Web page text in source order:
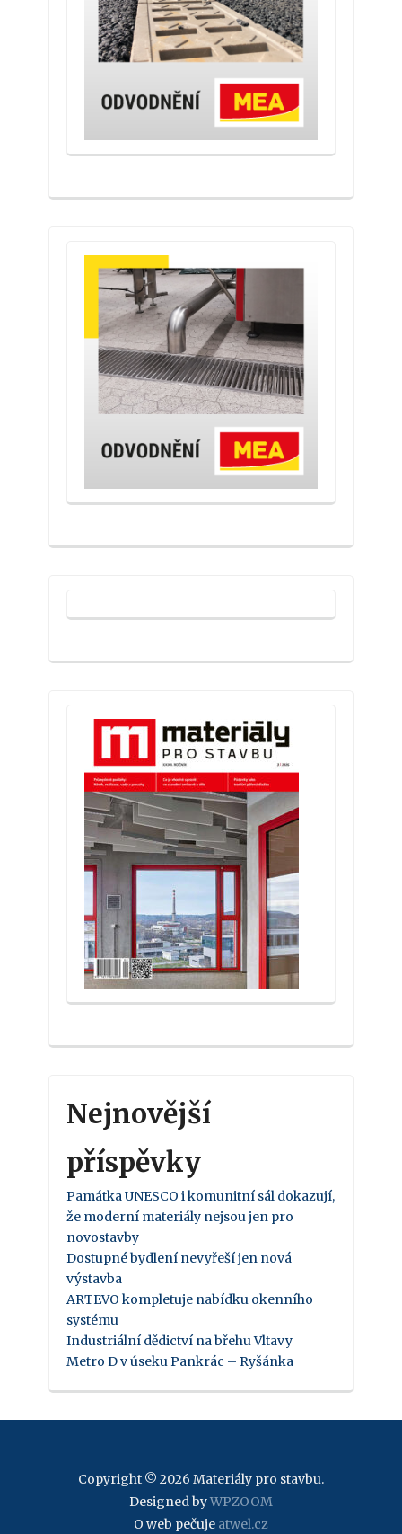
Nejnovější
příspěvky
Památka UNESCO i komunitní sál dokazují,
že moderní materiály nejsou jen pro
novostavby
Dostupné bydlení nevyřeší jen nová
výstavba
ARTEVO kompletuje nabídku okenního
systému
Industriální dědictví na břehu Vltavy
Metro D v úseku Pankrác – Ryšánka
Copyright © 2026 Materiály pro stavbu.
Designed byWPZOOM
O web pečuje atwel.cz